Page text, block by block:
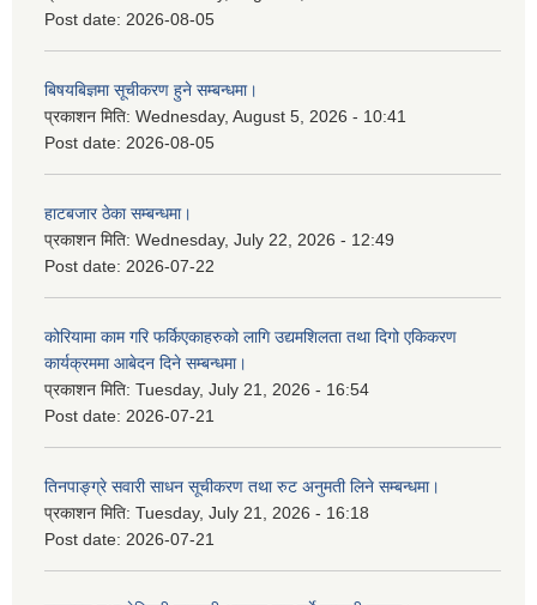
Post date: 2026-08-05
बिषयबिज्ञमा सूचीकरण हुने सम्बन्धमा।
प्रकाशन मिति: Wednesday, August 5, 2026 - 10:41
Post date: 2026-08-05
हाटबजार ठेका सम्बन्धमा।
प्रकाशन मिति: Wednesday, July 22, 2026 - 12:49
Post date: 2026-07-22
कोरियामा काम गरि फर्किएकाहरुको लागि उद्यमशिलता तथा दिगो एकिकरण
कार्यक्रममा आबेदन दिने सम्बन्धमा।
प्रकाशन मिति: Tuesday, July 21, 2026 - 16:54
Post date: 2026-07-21
तिनपाङ्ग्रे सवारी साधन सूचीकरण तथा रुट अनुमती लिने सम्बन्धमा।
प्रकाशन मिति: Tuesday, July 21, 2026 - 16:18
Post date: 2026-07-21